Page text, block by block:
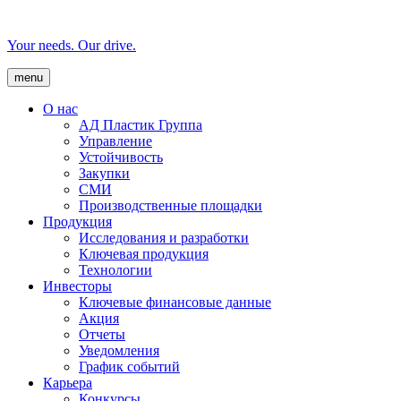
Your needs. Our drive.
menu
О нас
AД Пластик Группа
Управление
Устойчивость
Закупки
СМИ
Производственные площадки
Продукция
Исследования и разработки
Ключевая продукция
Технологии
Инвесторы
Ключевые финансовые данные
Акция
Отчеты
Уведомления
График событий
Карьера